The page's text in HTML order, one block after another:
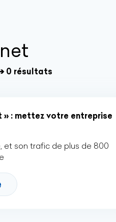
0 résultats
: mettez votre entreprise
et son trafic de plus de 800